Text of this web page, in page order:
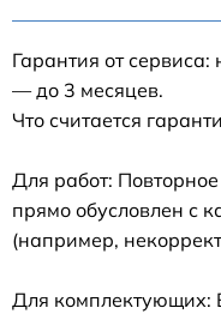
Гарантия от
— до 3 месяцев.
Что считается
Для работ:
прямо обусловлен с
(например,
Для комплектующих: